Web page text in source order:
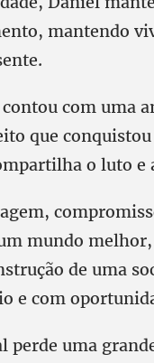
mantendo
com uma
que
o luto e
mundo
de uma
e com
perde uma